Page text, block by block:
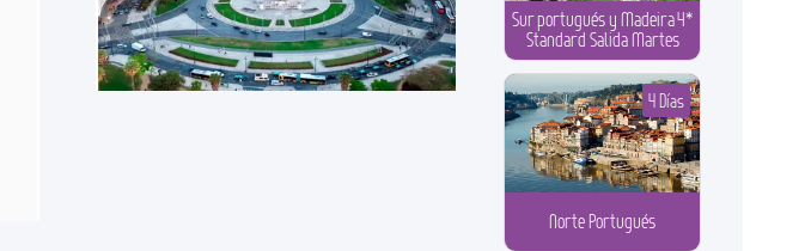
Sur portugués y Madeira 4*
Standard Salida Martes
Norte Portugués
4 Días